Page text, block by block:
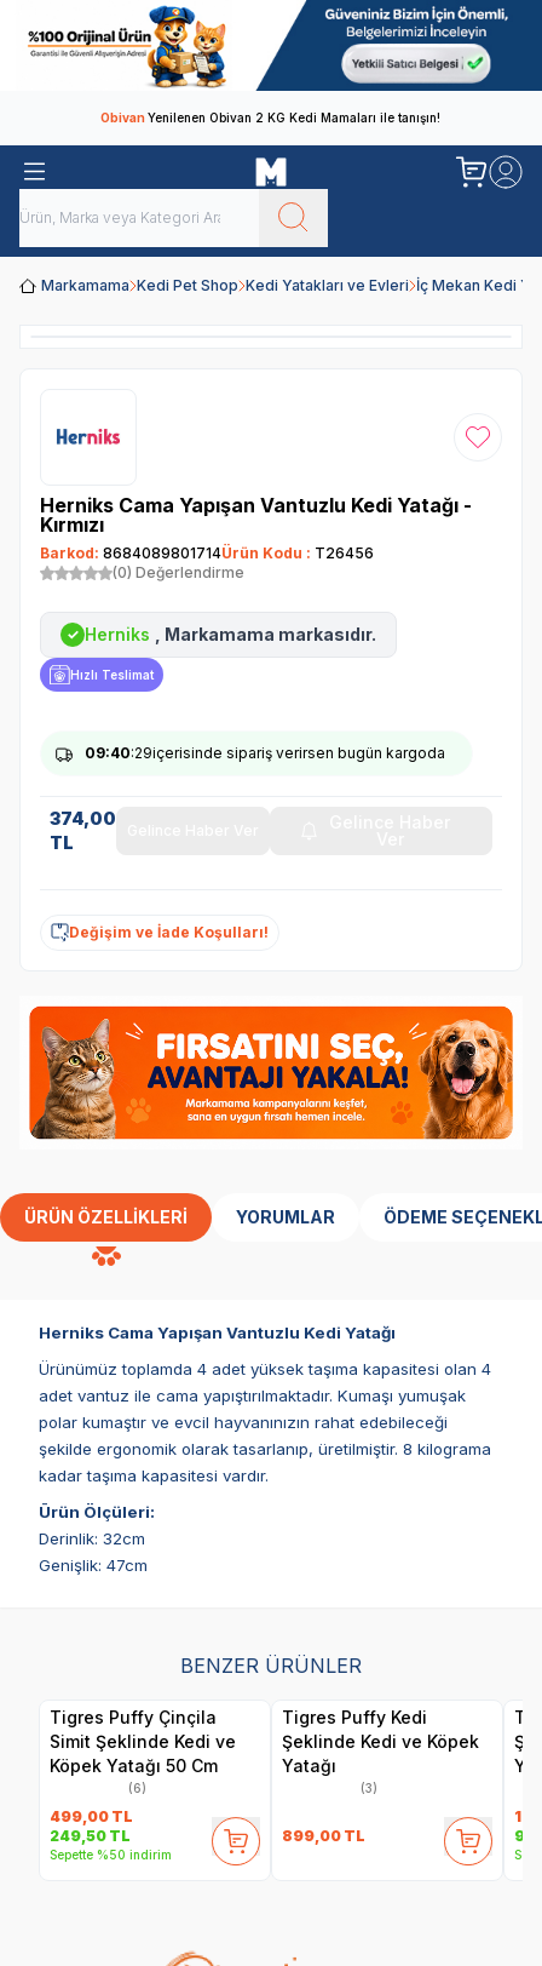
ObivanYenilenen Obivan 2 KG Kedi Mamaları ile tanışın!
Markamama Kedi Pet Shop Kedi Yatakları ve Evleri İç Mekan Kedi
Favoriye
Herniks Cama Yapışan Vantuzlu Kedi Yatağı -
Kırmızı
Barkod: 8684089801714Ürün Kodu : T26456
(0) Değerlendirme
✓ Herniks , Markamama markasıdır.
Hızlı Teslimat
09:40:29içerisinde sipariş verirsen bugün kargoda
374,00
TL
Değişim ve İade Koşulları!
ÜRÜN ÖZELLIKLERI YORUMLAR ÖDEME
Herniks Cama Yapışan Vantuzlu Kedi Yatağı
Ürünümüz toplamda 4 adet yüksek taşıma kapasitesi olan 4
adet vantuz ile cama yapıştırılmaktadır. Kumaşı yumuşak
polar kumaştır ve evcil hayvanınızın rahat edebileceği
şekilde ergonomik olarak tasarlanıp, üretilmiştir. 8 kilograma
kadar taşıma kapasitesi vardır.
Ürün Ölçüleri:
Derinlik: 32cm
Genişlik: 47cm
BENZER ÜRÜNLER
Tigres Puffy Çinçila
Simit Şeklinde Kedi ve
Köpek Yatağı 50 Cm
(6)
499,00 TL
249,50 TL
Sepette %50 indirim
Tigres Puffy Kedi
Şeklinde Kedi ve Köpek
Yatağı
(3)
899,00 TL